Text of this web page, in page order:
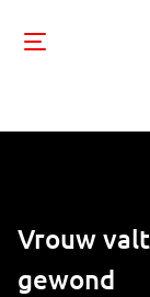
Vrouw
gewond